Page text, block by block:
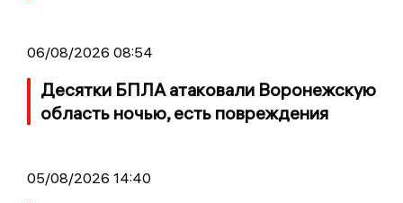
06/08/2026 08:54
Десятки БПЛА атаковали Воронежскую
область ночью, есть повреждения
05/08/2026 14:40